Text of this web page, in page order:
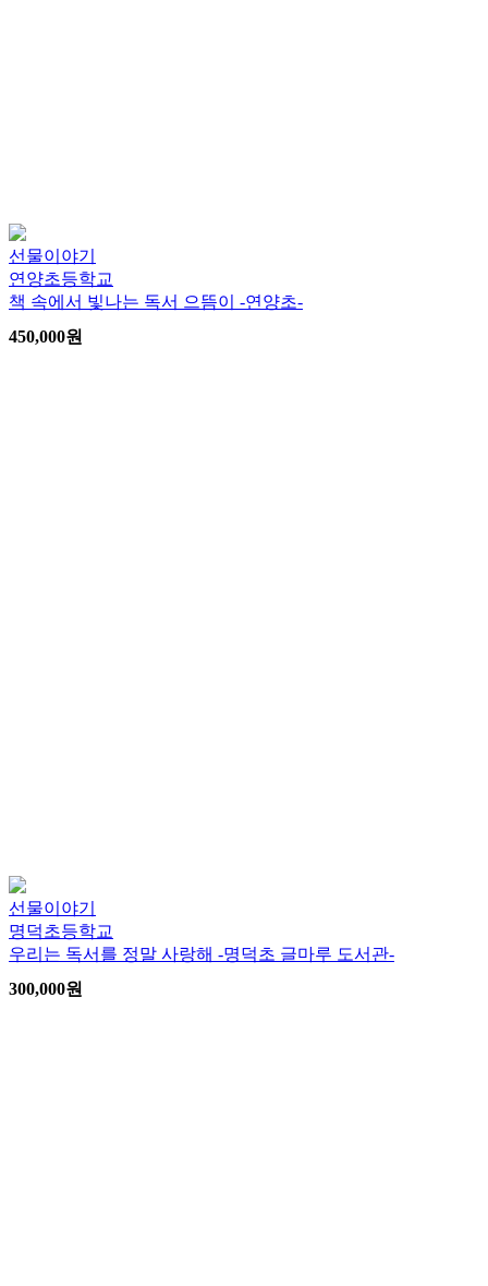
선물이야기
연양초등학교
책 속에서 빛나는 독서 으뜸이 -연양초-
450,000원
선물이야기
명덕초등학교
우리는 독서를 정말 사랑해 -명덕초 글마루 도서관-
300,000원